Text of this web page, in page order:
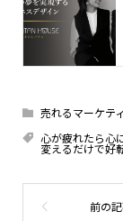
売れるマーケテ
心が疲れたら心
変えるだけで好